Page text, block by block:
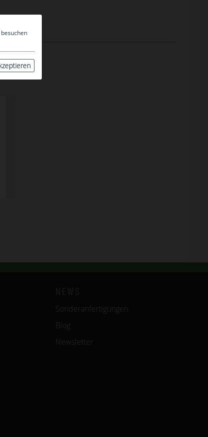
Sonderanfertigungen
Blog
Newsletter